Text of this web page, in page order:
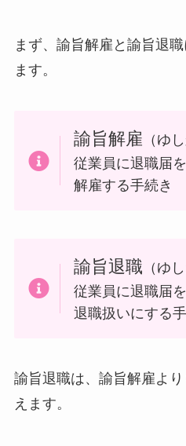
まず、諭旨解雇と諭旨退
ます。
諭旨解雇 （ゆ
従業員に退職届
解雇する手続き
諭旨退職 （ゆ
従業員に退職届
退職扱いにする
諭旨退職は、諭旨解雇よ
えます。